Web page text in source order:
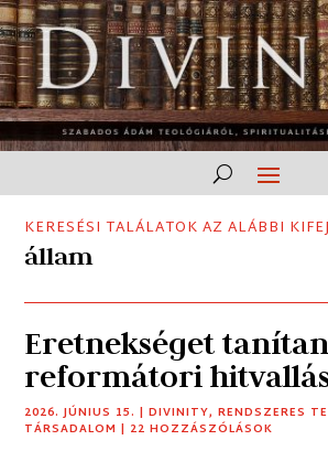
KERESÉSI TALÁLATOK AZ ALÁBBI
állam
Eretnekséget
reformátori
2026. JÚNIUS 15. |DIVINITY,RENDSZERES
TÁRSADALOM | 22 HOZZÁSZÓLÁSOK